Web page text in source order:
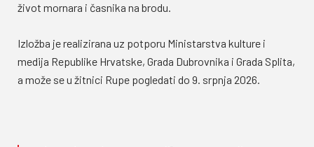
život mornara i časnika na brodu.
Izložba je realizirana uz potporu Ministarstva kulture i
medija Republike Hrvatske, Grada Dubrovnika i Grada Splita,
a može se u žitnici Rupe pogledati do 9. srpnja 2026.